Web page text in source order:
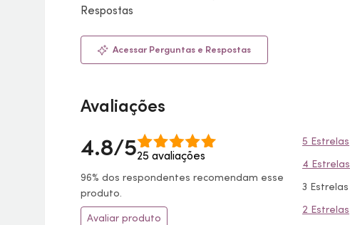
Respostas
Acessar Perguntas e Respostas
Avaliações
4.8/525 avaliações
96% dos respondentes recomendam esse
produto.
Avaliar produto
5 Estrelas
4 Estrelas
3 Estrelas
2 Estrelas